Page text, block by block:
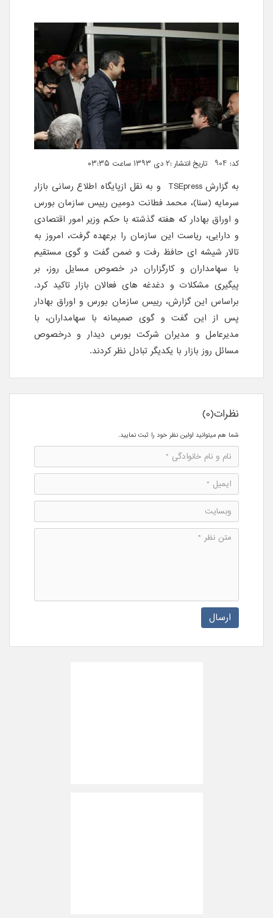
کد: 904 تاریخ انتشار :۲ دی ۱۳۹۳ ساعت ۰۳:۳۵
به گزارش TSEpress و به نقل ازپایگاه اطلاع رسانی بازار
سرمایه (سنا)، محمد فطانت دومین رییس سازمان بورس
و اوراق بهادار که هفته گذشته با حکم وزیر امور اقتصادی
و دارایی، ریاست این سازمان را برعهده گرفت، امروز به
تالار شیشه ای حافظ رفت و ضمن گفت و گوی مستقیم
با سهامداران و کارگزاران در خصوص مسایل روز، بر
پیگیری مشکلات و دغدغه های فعالان بازار تاکید کرد.
براساس این گزارش، رییس سازمان بورس و اوراق بهادار
پس از این گفت و گوی صمیمانه با سهامداران، با
مدیرعامل و مدیران شرکت بورس دیدار و درخصوص
مسائل روز بازار با یکدیگر تبادل نظر کردند.
نظرات(0)
شما هم میتوانید اولین نظر خود را ثبت نمایید.
ارسال